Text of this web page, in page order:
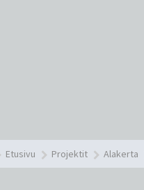
Etusivu Projektit Alakerta